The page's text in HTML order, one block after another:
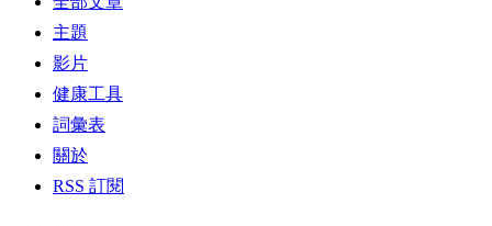
主題
影片
健康工具
詞彙表
關於
RSS 訂閱